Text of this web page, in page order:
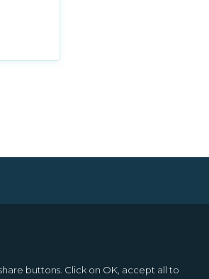
Ok
buttons. Click on OK, accept all to